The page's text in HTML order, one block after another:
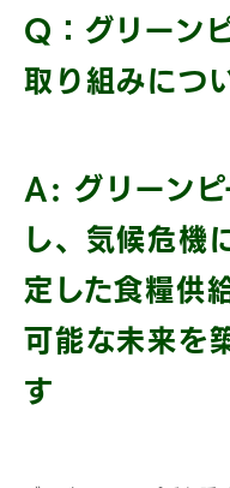
Q：グリーン
取り組みにつ
A: グリーンピ
し、気候危機
定した食糧供
可能な未来を
す